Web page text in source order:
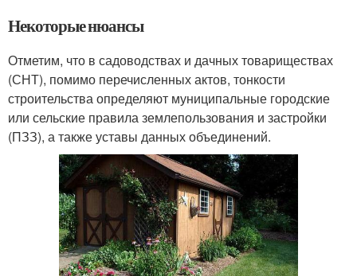
Некоторые нюансы
Отметим, что в садоводствах и дачных товариществах
(СНТ), помимо перечисленных актов, тонкости
строительства определяют муниципальные городские
или сельские правила землепользования и застройки
(ПЗЗ), а также уставы данных объединений.